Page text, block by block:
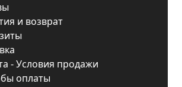
и возврат
- Условия продажи
оплаты